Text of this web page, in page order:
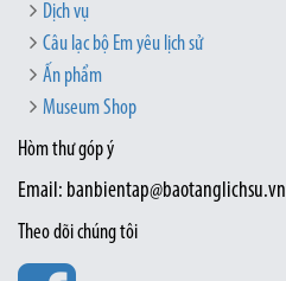
Dịch vụ
Câu lạc bộ Em yêu lịch sử
Ấn phẩm
Museum Shop
Hòm thư góp ý
Email: banbientap@baotanglichsu.vn
Theo dõi chúng tôi